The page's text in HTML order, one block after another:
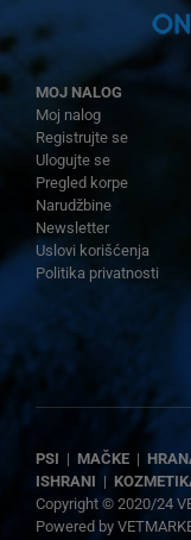
MOJ NALOG
Moj nalog
Registrujte se
Ulogujte se
Pregled korpe
Narudžbine
Newsletter
Uslovi korišćenja
Politika privatnosti
PSI | MAČKE|
ISHRANI |
Copyright © 2020/24
Powered by